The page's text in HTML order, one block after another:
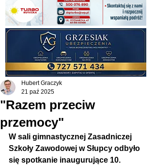
"Razem przeciw
przemocy"
Hubert Graczyk
21 paź 2025
W sali gimnastycznej Zasadniczej
Szkoły Zawodowej w Słupcy odbyło
się spotkanie inaugurujące 10.